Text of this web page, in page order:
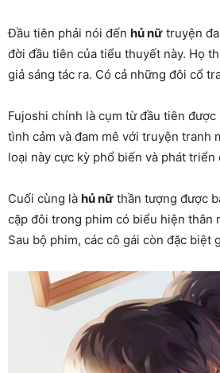
Đầu tiên phải nói đến hủ nữ truyện
đời đầu tiên của tiểu thuyết này. Họ
giả sáng tác ra. Có cả những đôi cổ
Fujoshi chính là cụm từ đầu tiên
tình cảm và đam mê với truyện tranh
loại này cực kỳ phổ biến và phát triển
Cuối cùng là hủ nữ thần tượng được
cặp đôi trong phim có biểu hiện thân
Sau bộ phim, các cô gái còn đặc biệt